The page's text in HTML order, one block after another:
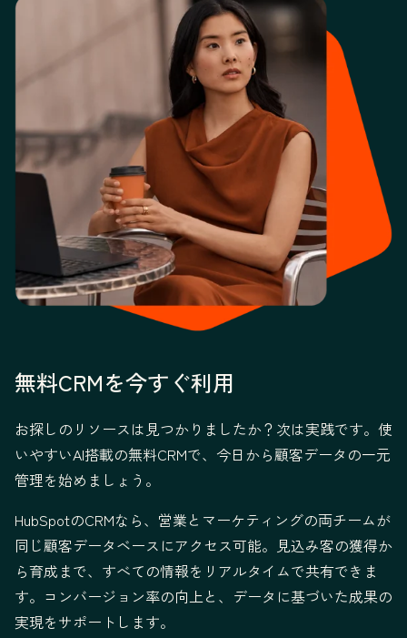
無料CRMを今すぐ利用
お探しのリソースは見つかりましたか？次は実践です。使
いやすいAI搭載の無料CRMで、今日から顧客データの一元
管理を始めましょう。
HubSpotのCRMなら、営業とマーケティングの両チームが
同じ顧客データベースにアクセス可能。見込み客の獲得か
ら育成まで、すべての情報をリアルタイムで共有できま
す。コンバージョン率の向上と、データに基づいた成果の
実現をサポートします。